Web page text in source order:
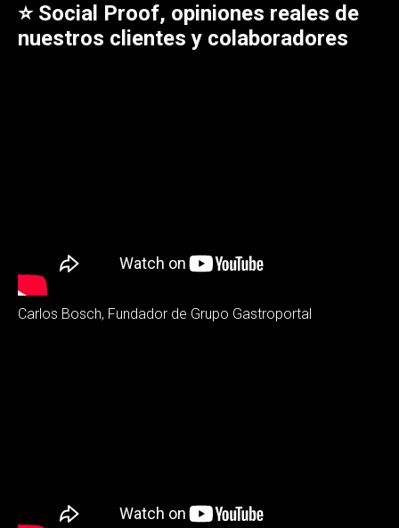
⭐ Social Proof, opiniones reales de
nuestros clientes y colaboradores
Carlos Bosch, Fundador de Grupo Gastroportal